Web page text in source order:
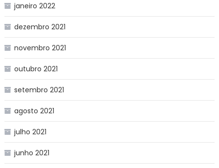
janeiro 2022
dezembro 2021
novembro 2021
outubro 2021
setembro 2021
agosto 2021
julho 2021
junho 2021